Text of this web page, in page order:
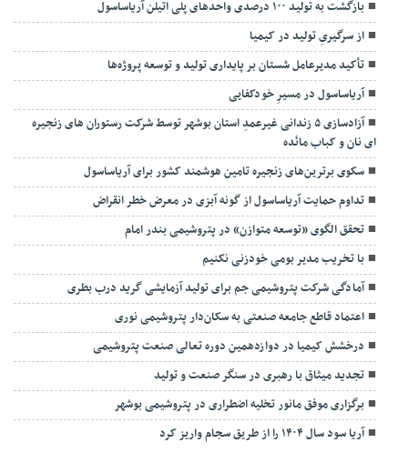
بازگشت به تولید ۱۰۰ درصدی واحدهای پلی اتیلن آریاساسول
از سرگیریِ تولید در کیمیا
تأکید مدیرعامل شستان بر پایداری تولید و توسعه پروژه‌ها
آریاساسول در مسیرِ خودکفایی
آزادسازی ۵ زندانی غیرعمدِ استان بوشهر توسط شرکت رستوران های زنجیره
ای نان و کباب مائده
سکوی برترین‌های زنجیره تامین هوشمند کشور برای آریاساسول
تداوم حمایت آریاساسول از گونه آبزی در معرض خطر انقراض
تحقق الگوی «توسعه متوازن» در پتروشیمی بندر امام
با تخریب مدیر بومی خودزنی نکنیم
آمادگی شرکت پتروشیمی جم برای تولید آزمایشی گرید درب بطری
اعتماد قاطع جامعه صنعتی به سکان‌دار پتروشیمی نوری
درخشش کیمیا در دوازدهمین دوره تعالی صنعت پتروشیمی
تجدید میثاق با رهبری در سنگر صنعت و تولید
برگزاری موفق مانور تخلیه اضطراری در پتروشیمی بوشهر
آریا سود سال ۱۴۰۴ را از طریق سجام واریز کرد